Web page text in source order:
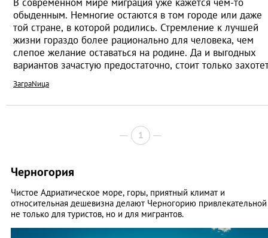
обыденным. Немногие остаются в том городе или даже
той стране, в которой родились. Стремление к лучшей
жизни гораздо более рационально для человека, чем
слепое желание оставаться на родине. Да и выгодных
вариантов зачастую предостаточно, стоит только
ЗаграNица
1
Черногория
Чистое Адриатическое море, горы, приятный климат и
относительная дешевизна делают Черногорию привлекательной
не только для туристов, но и для мигрантов.